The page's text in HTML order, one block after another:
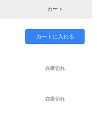
カート
在庫切れ
在庫切れ